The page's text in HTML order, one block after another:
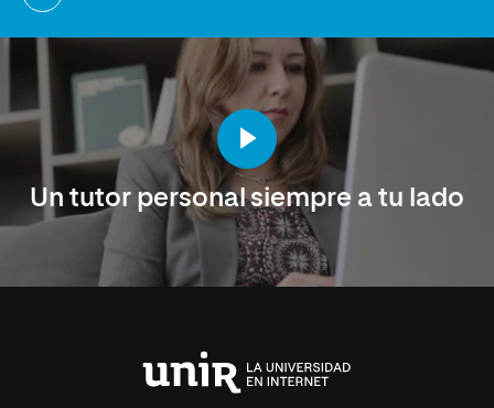
Un tutor personal siempre a tu lado